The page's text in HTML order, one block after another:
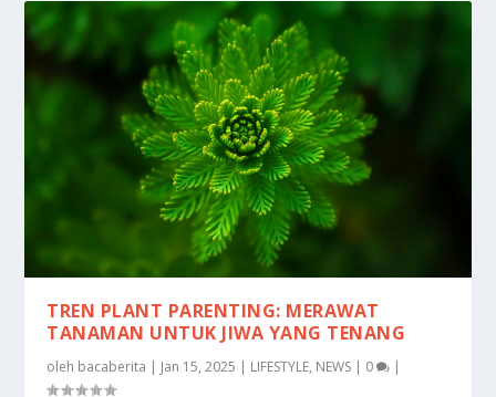
TREN PLANT PARENTING: MERAWAT
TANAMAN UNTUK JIWA YANG TENANG
oleh bacaberita | Jan 15, 2025 | LIFESTYLE, NEWS | 0 |